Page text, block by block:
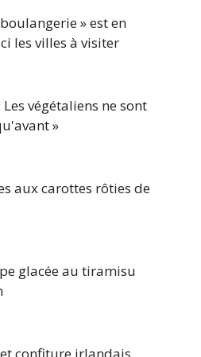
» est en
les villes à visiter
végétaliens ne sont
»
aux carottes rôties de
glacée au tiramisu
confiture irlandais